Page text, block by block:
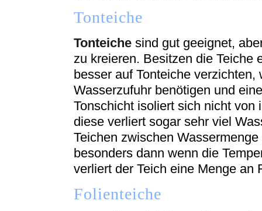
Tonteiche
Tonteiche sind gut geeignet,
zu kreieren. Besitzen die Teiche
besser auf Tonteiche
Wasserzufuhr benötigen und
Tonschicht isoliert sich nicht
diese verliert sogar sehr viel
Teichen zwischen
besonders dann wenn die
verliert der Teich eine Menge an
Folienteiche